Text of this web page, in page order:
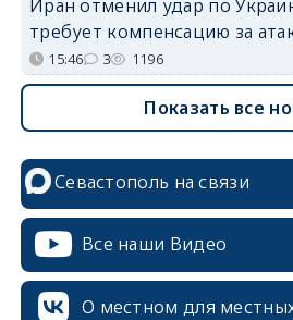
Иран отменил удар по
требует компенсацию за
15:46 3 1196
Показать все
Севастополь на связи
Все наши Видео
О местном для